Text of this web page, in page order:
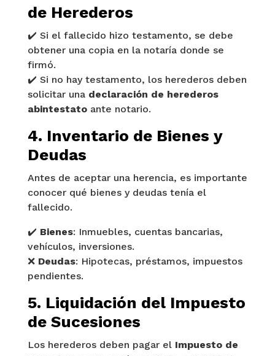
de Herederos
✔️ Si el fallecido hizo testamento, se debe
obtener una copia en la notaría donde se
firmó.
✔️ Si no hay testamento, los herederos deben
solicitar una declaración de herederos
abintestatoante notario.
4. Inventario de Bienes y
Deudas
Antes de aceptar una herencia, es importante
conocer qué bienes y deudas tenía el
fallecido.
✔️ Bienes: Inmuebles, cuentas bancarias,
vehículos, inversiones.
❌ Deudas: Hipotecas, préstamos, impuestos
pendientes.
5. Liquidación del Impuesto
de Sucesiones
Los herederos deben pagar el Impuesto de